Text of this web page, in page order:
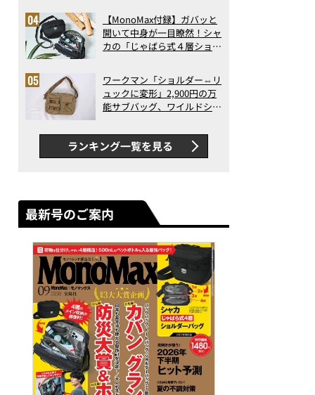
アの実力
【MonoMax付録】ガバッと
開いて中身が一目瞭然！シャ
カの「じゃばら式４層ショル
った！
ワークマン「ショルダー⇔リ
ュックに変形」2,900円の万
能サブバッグ、ワイルドシン
録…ほか【休日バッグの人気
記事ランキングベスト3】
（2026年6月版）
ランキング一覧を見る
最新号のご案内